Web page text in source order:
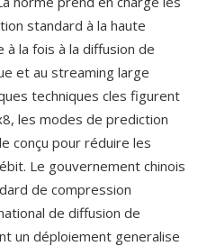
standard à la haute
la fois à la diffusion de
et au streaming large
techniques cles figurent
les modes de prediction
conçu pour réduire les
Le gouvernement chinois
de compression
de diffusion de
un déploiement generalise